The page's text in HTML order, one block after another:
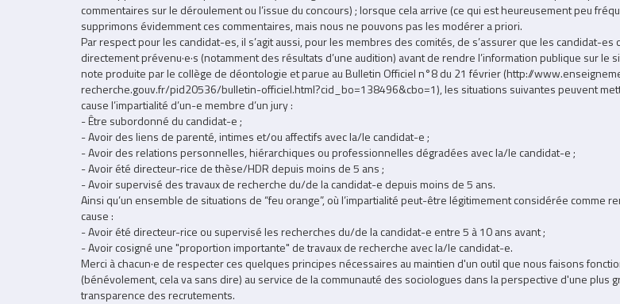
commentaires sur le déroulement ou l’issue du concours) ; lorsque cela arrive (ce qui est heureusement peu
supprimons évidemment ces commentaires, mais nous ne pouvons pas les modérer a priori.
Par respect pour les candidat-es, il s’agit aussi, pour les membres des comités, de s’assurer que les candidat-es
directement prévenu·e·s (notamment des résultats d’une audition) avant de rendre l’information publique sur le
note produite par le collège de déontologie et parue au Bulletin Officiel n°8 du 21 février (http://
recherche.gouv.fr/pid20536/bulletin-officiel.html?cid_bo=138496&cbo=1), les situations suivantes peuvent
cause l’impartialité d’un-e membre d’un jury :
- Être subordonné du candidat-e ;
- Avoir des liens de parenté, intimes et/ou affectifs avec la/le candidat-e ;
- Avoir des relations personnelles, hiérarchiques ou professionnelles dégradées avec la/le candidat-e ;
- Avoir été directeur-rice de thèse/HDR depuis moins de 5 ans ;
- Avoir supervisé des travaux de recherche du/de la candidat-e depuis moins de 5 ans.
Ainsi qu’un ensemble de situations de “feu orange”, où l’impartialité peut-être légitimement considérée comme
cause :
- Avoir été directeur-rice ou supervisé les recherches du/de la candidat-e entre 5 à 10 ans avant ;
- Avoir cosigné une "proportion importante" de travaux de recherche avec la/le candidat-e.
Merci à chacun·e de respecter ces quelques principes nécessaires au maintien d'un outil que nous faisons
(bénévolement, cela va sans dire) au service de la communauté des sociologues dans la perspective d'une plus
transparence des recrutements.